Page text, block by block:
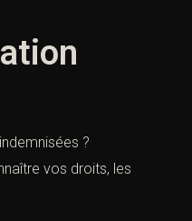
?
vos droits, les